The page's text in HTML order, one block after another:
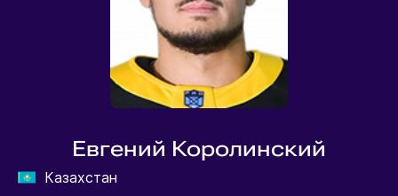
Евгений Королинский
Казахстан